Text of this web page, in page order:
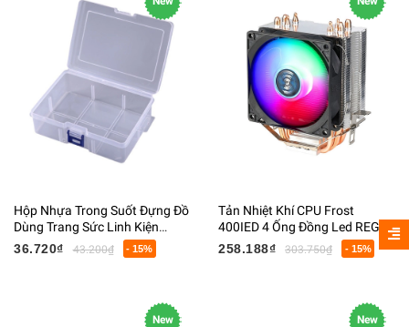
Hộp Nhựa Trong Suốt Đựng Đồ
Dùng Trang Sức Linh Kiện
58x118x164mm
36.720₫ 43.200₫ - 15%
Tản Nhiệt Khí CPU Frost
400IED 4 Ống Đồng Led REG
Phù Hợp Cho Nhiều Mã CPU
258.188₫ 303.750₫ - 15%
New New